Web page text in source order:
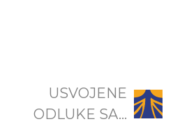
USVOJENE
ODLUKE SA...